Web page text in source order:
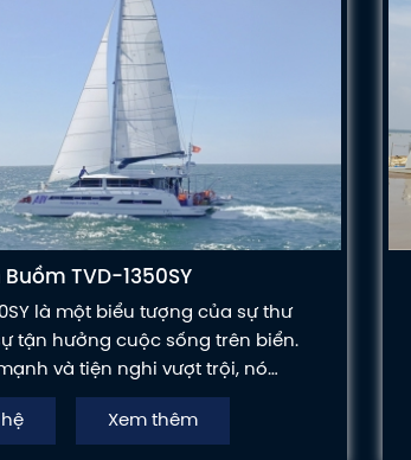
TVD-1350SY
là một biểu tượng của sự thư
tận hưởng cuộc sống trên biển.
và tiện nghi vượt trội, nó
trải nghiệm đáng nhớ
hệ
Xem thêm